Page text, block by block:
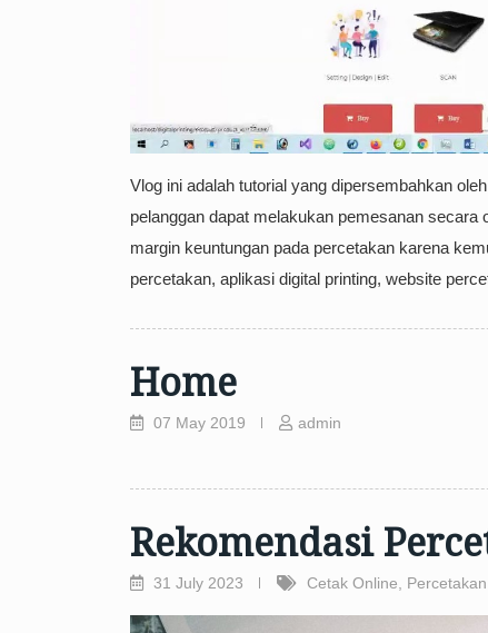
Vlog ini adalah tutorial yang dipersembahkan
pelanggan dapat melakukan pemesanan
margin keuntungan pada percetakan karena
percetakan, aplikasi digital printing, website
Home
07 May 2019 admin
Rekomendasi
31 July 2023 Cetak Online,